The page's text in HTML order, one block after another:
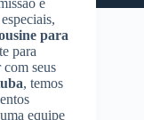
é
para
para
com seus
, temos
equipe